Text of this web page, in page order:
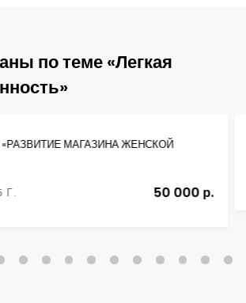
по теме «Легкая
МАГАЗИНА ЖЕНСКОЙ
Г. 50 000 р.